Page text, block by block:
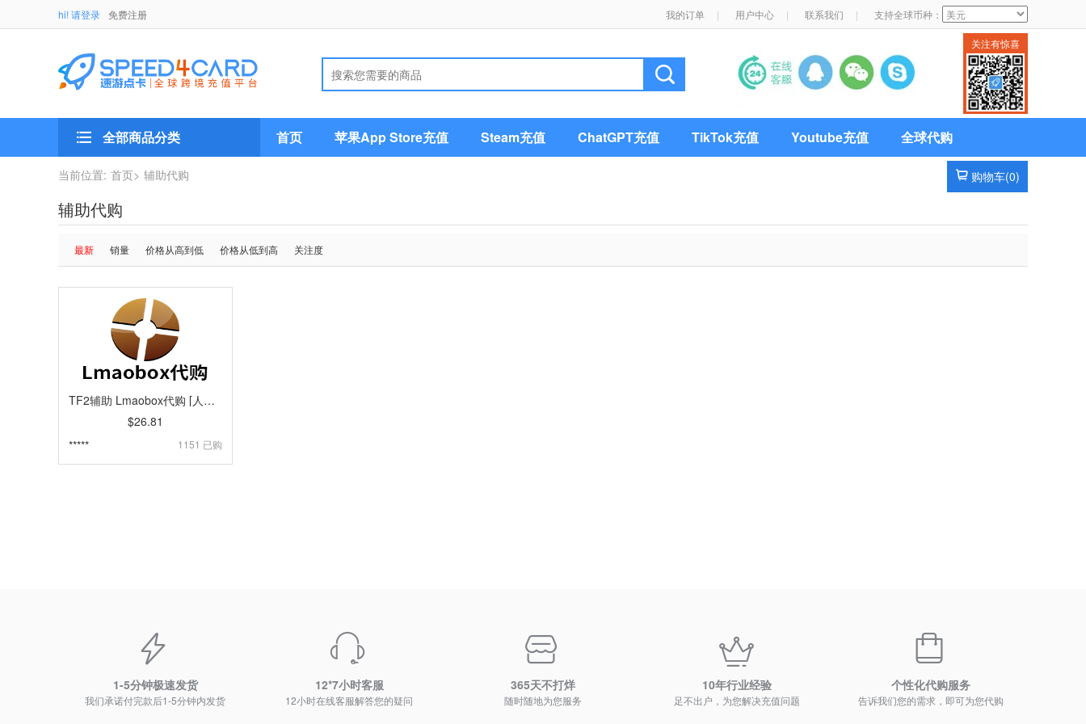
hi! 请登录 免费注册 我的订单 | 用户中心 | 联系我们 | 支持全球币种：
关注有惊喜
全部商品分类 首页 苹果App Store充值 Steam充值 ChatGPT充值 TikTok充值 Youtube充值 全球代购
购物车(0)
当前位置: 首页> 辅助代购
辅助代购
最新 销量 价格从高到低 价格从低到高 关注度
TF2辅助 Lmaobox代购 [人工代购]
$26.81
*****
1151 已购
1-5分钟极速发货
我们承诺付完款后1-5分钟内发货
12*7小时客服
12小时在线客服解答您的疑问
365天不打烊
随时随地为您服务
10年行业经验
足不出户，为您解决充值问题
个性化代购服务
告诉我们您的需求，即可为您代购